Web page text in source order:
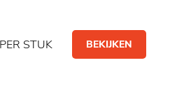
PER STUK BEKIJKEN